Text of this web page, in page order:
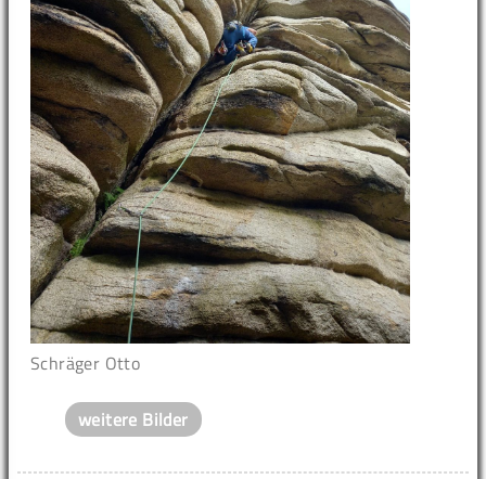
Schräger Otto
weitere Bilder